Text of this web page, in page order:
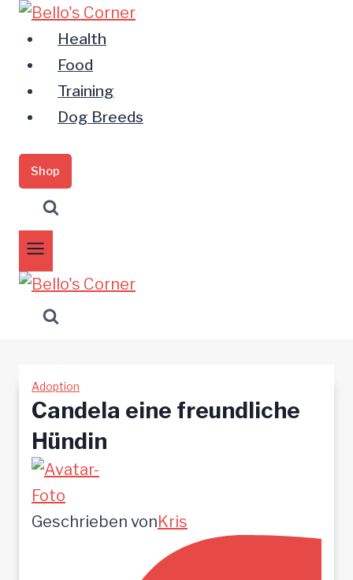
Zum
Inhalt
springen
Health
Food
Training
Dog Breeds
Shop
Adoption
Candela eine freundliche
Hündin
Geschrieben vonKris